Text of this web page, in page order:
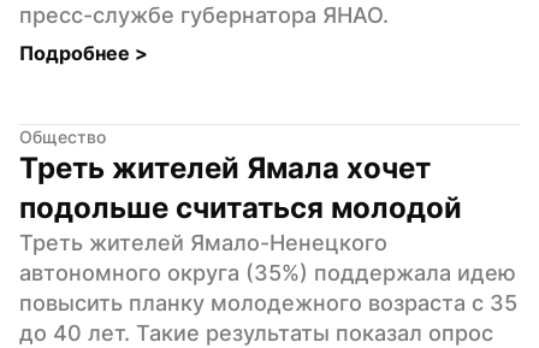
пресс-службе губернатора ЯНАО.
Подробнее >
Общество
Треть жителей Ямала хочет
подольше считаться молодой
Треть жителей Ямало-Ненецкого
автономного округа (35%) поддержала идею
повысить планку молодежного возраста с 35
до 40 лет. Такие результаты показал опрос